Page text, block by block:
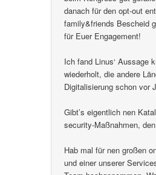
danach für den opt-out
family&friends Bescheid
für Euer Engagement!
Ich fand Linus‘ Aussage
wiederholt, die andere
Digitalisierung schon vor
Gibt’s eigentlich nen
security-Maßnahmen,
Hab mal für nen großen
und einer unserer